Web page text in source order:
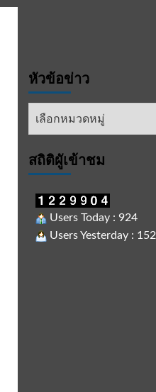
หัวข้อข่าว
หัวข้อ
สถิติผูัเข้าชม
Users Today : 924
Users Yesterday :